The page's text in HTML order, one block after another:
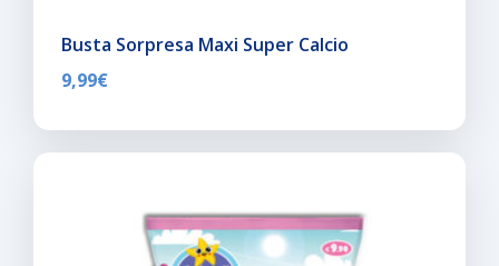
Busta Sorpresa Maxi Super Calcio
9,99€